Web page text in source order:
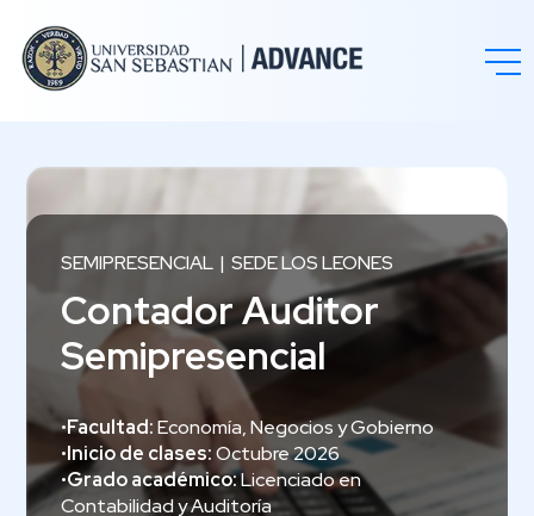
SEMIPRESENCIAL SEDE LOS LEONES
Contador Auditor
Semipresencial
•Facultad:Economía, Negocios y Gobierno
•Inicio de clases:Octubre 2026
•Grado académico:Licenciado en
Contabilidad y Auditoría